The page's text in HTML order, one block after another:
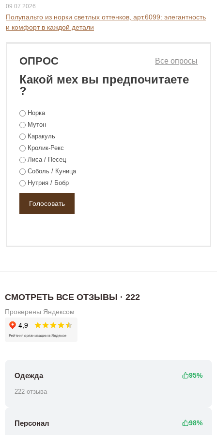
133 800 ₽
09.07.2026
Полупальто из норки светлых оттенков, арт.6099: элегантность
и комфорт в каждой детали
ОПРОС
Какой мех вы предпочитаете
?
Все опросы
Норка
Мутон
Каракуль
Кролик-Рекс
Лиса / Песец
Соболь / Куница
Нутрия / Бобр
СМОТРЕТЬ ВСЕ ОТЗЫВЫ · 222
Проверены Яндексом
Одежда 95%
222 отзыва
Персонал 98%